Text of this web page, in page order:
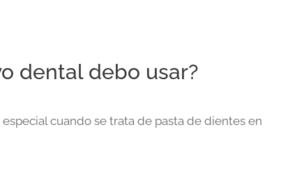
dental debo usar?
cuando se trata de pasta de dientes en